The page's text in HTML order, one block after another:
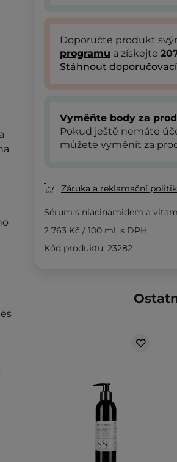
a
Doporučte produkt
programu a získejte
Stáhnout
Vyměňte body za
Pokud ještě nemáte
můžete vyměnit za
Záruka a reklamační
Sérum s niacinamidem a
2 763 Kč / 100 ml, s DPH
Kód produktu: 23282